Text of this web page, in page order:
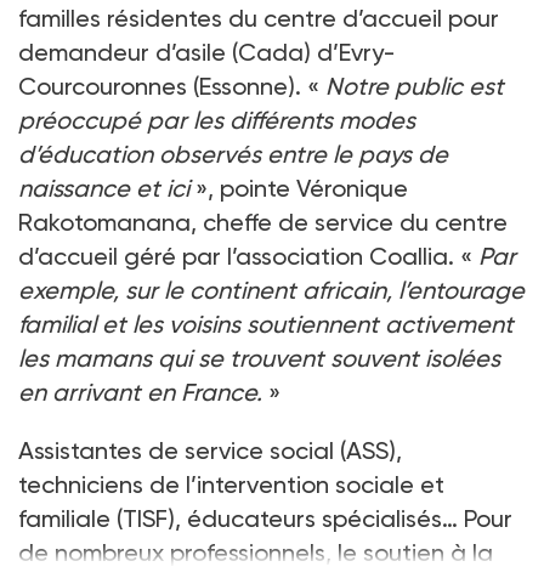
familles résidentes du centre d’accueil pour
demandeur d’asile (Cada) d’Evry-
Courcouronnes (Essonne). « Notre public est
préoccupé par les différents modes
d’éducation observés entre le pays de
naissance et ici», pointe Véronique
Rakotomanana, cheffe de service du centre
d’accueil géré par l’association Coallia. « Par
exemple, sur le continent africain, l’entourage
familial et les voisins soutiennent activement
les mamans qui se trouvent souvent isolées
en arrivant en France. »
Assistantes de service social (ASS),
techniciens de l’intervention sociale et
familiale (TISF), éducateurs spécialisés… Pour
de nombreux professionnels, le soutien à la